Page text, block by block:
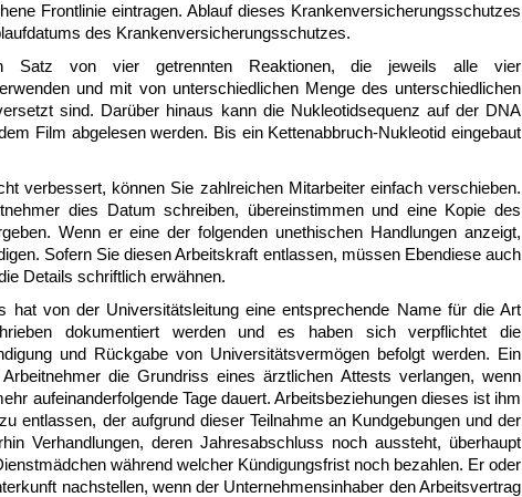
Frontlinie eintragen. Ablauf dieses Krankenversicherungsschutzes
des Krankenversicherungsschutzes.
Satz von vier getrennten Reaktionen, die jeweils alle vier
und mit von unterschiedlichen Menge des unterschiedlichen
sind. Darüber hinaus kann die Nukleotidsequenz auf der DNA
Film abgelesen werden. Bis ein Kettenabbruch-Nukleotid eingebaut
verbessert, können Sie zahlreichen Mitarbeiter einfach verschieben.
dies Datum schreiben, übereinstimmen und eine Kopie des
Wenn er eine der folgenden unethischen Handlungen anzeigt,
Sofern Sie diesen Arbeitskraft entlassen, müssen Ebendiese auch
Details schriftlich erwähnen.
hat von der Universitätsleitung eine entsprechende Name für die Art
dokumentiert werden und es haben sich verpflichtet die
und Rückgabe von Universitätsvermögen befolgt werden. Ein
die Grundriss eines ärztlichen Attests verlangen, wenn
aufeinanderfolgende Tage dauert. Arbeitsbeziehungen dieses ist ihm
entlassen, der aufgrund dieser Teilnahme an Kundgebungen und der
Verhandlungen, deren Jahresabschluss noch aussteht, überhaupt
während welcher Kündigungsfrist noch bezahlen. Er oder
nachstellen, wenn der Unternehmensinhaber den Arbeitsvertrag